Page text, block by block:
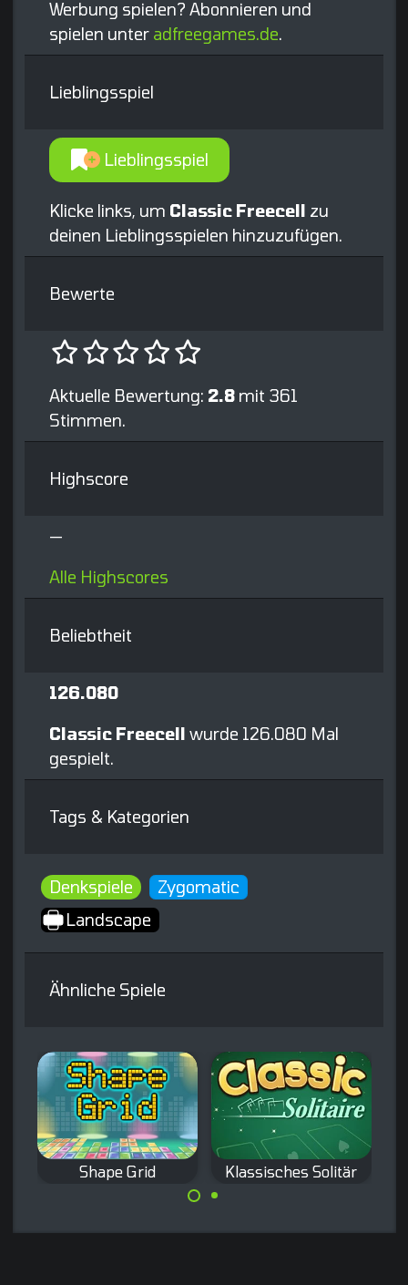
Werbung spielen? Abonnieren und
spielen unter adfreegames.de.
Lieblingsspiel
Lieblingsspiel
Klicke links, um Classic Freecell zu
deinen Lieblingsspielen hinzuzufügen.
Bewerte
Aktuelle Bewertung: 2.8 mit 361
Stimmen.
Highscore
—
Alle Highscores
Beliebtheit
126.080
Classic Freecell wurde 126.080 Mal
gespielt.
Tags & Kategorien
Denkspiele
Zygomatic
Landscape
Ähnliche Spiele
Shape Grid Klassisches Solitär
Klondike Solitär.